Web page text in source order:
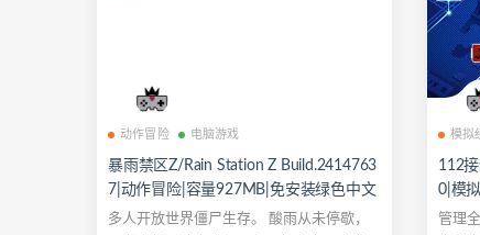
动作冒险 电脑游戏
暴雨禁区Z/Rain Station Z Build.2414763
7|动作冒险|容量927MB|免安装绿色中文
版|支持键盘.鼠标.手柄
多人开放世界僵尸生存。 酸雨从未停歇，
模拟
112
0|模
版|支
管理